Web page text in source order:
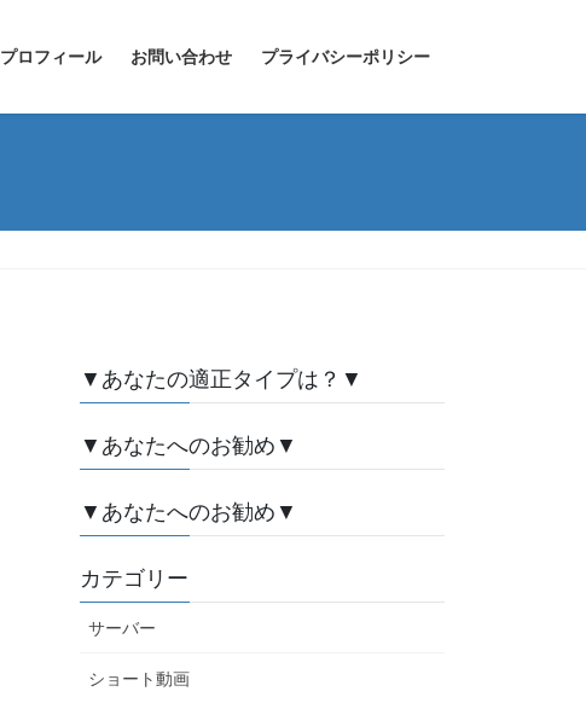
プロフィール お問い合わせ プライバシーポリシー
▼あなたの適正タイプは？▼
▼あなたへのお勧め▼
▼あなたへのお勧め▼
カテゴリー
サーバー
ショート動画